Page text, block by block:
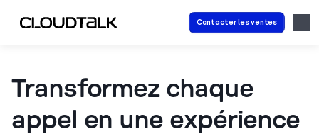
Contacter les ventes
Transformez chaque
appel en une expérience